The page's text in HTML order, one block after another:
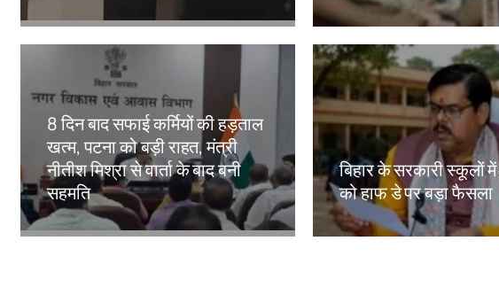
Amit Lekh
8 दिन बाद सफाई कर्मियों की हड़ताल
खत्म, पटना को बड़ी राहत, मंत्री
नीतीश मिश्रा से वार्ता के बाद बनी
सहमति
Amit Lekh
बिहार के सरकारी स्कूलों
को हाफ डे पर बड़ा फैसला
Amit Lekh